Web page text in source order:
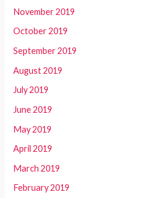
November 2019
October 2019
September 2019
August 2019
July 2019
June 2019
May 2019
April 2019
March 2019
February 2019